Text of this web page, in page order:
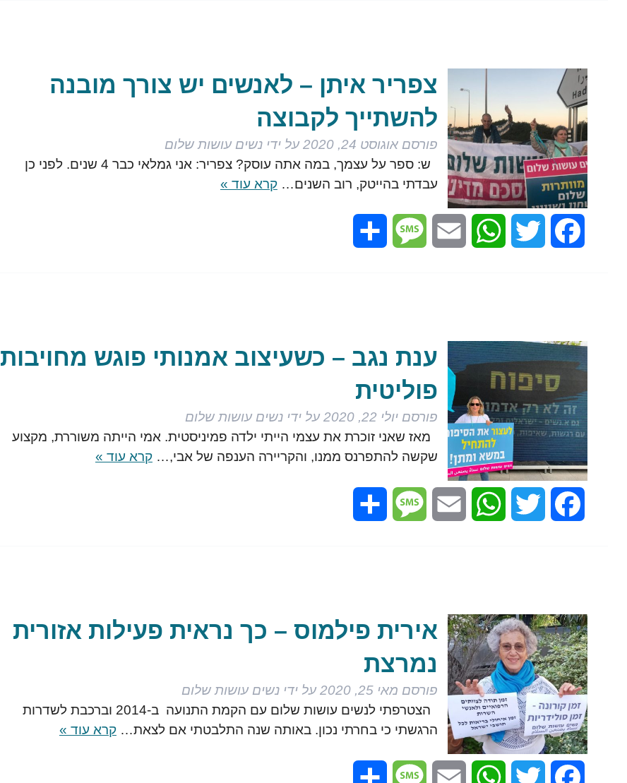
צפריר איתן – לאנשים יש צורך מובנה
להשתייך לקבוצה
פורסםאוגוסט 24, 2020 על ידי נשים עושות שלום
ש: ספר על עצמך, במה אתה עוסק? צפריר: אני גמלאי כבר 4 שנים. לפני כן
עבדתי בהייטק, רוב השנים…קרא עוד »
Facebook
Twitter
WhatsApp
Email
Message
ענת נגב – כשעיצוב אמנותי פוגש מחויבות
פוליטית
פורסםיולי 22, 2020 על ידי נשים עושות שלום
מאז שאני זוכרת את עצמי הייתי ילדה פמיניסטית. אמי הייתה משוררת, מקצוע
שקשה להתפרנס ממנו, והקריירה הענפה של אבי,…קרא עוד »
Facebook
Twitter
WhatsApp
Email
Message
אירית פילמוס – כך נראית פעילות אזורית
נמרצת
פורסם מאי 25, 2020 על ידי נשים עושות שלום
הצטרפתי לנשים עושות שלום עם הקמת התנועה ב-2014 וברכבת לשדרות
הרגשתי כי בחרתי נכון. באותה שנה התלבטתי אם לצאת…קרא עוד »
Facebook
Twitter
WhatsApp
Email
Message